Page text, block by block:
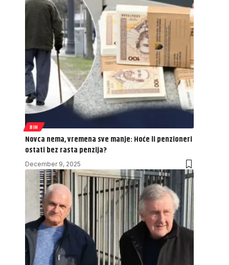
BIH
Novca nema, vremena sve manje: Hoće li penzioneri
ostati bez rasta penzija?
December 9, 2025